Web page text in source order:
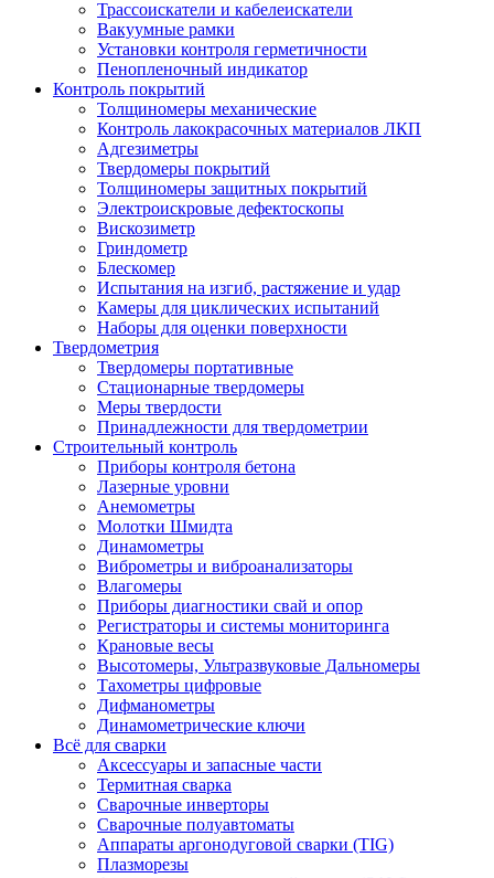
Трассоискатели и кабелеискатели
Вакуумные рамки
Установки контроля герметичности
Пенопленочный индикатор
Контроль покрытий
Толщиномеры механические
Контроль лакокрасочных материалов ЛКП
Адгезиметры
Твердомеры покрытий
Толщиномеры защитных покрытий
Электроискровые дефектоскопы
Вискозиметр
Гриндометр
Блескомер
Испытания на изгиб, растяжение и удар
Камеры для циклических испытаний
Наборы для оценки поверхности
Твердометрия
Твердомеры портативные
Стационарные твердомеры
Меры твердости
Принадлежности для твердометрии
Строительный контроль
Приборы контроля бетона
Лазерные уровни
Анемометры
Молотки Шмидта
Динамометры
Виброметры и виброанализаторы
Влагомеры
Приборы диагностики свай и опор
Регистраторы и системы мониторинга
Крановые весы
Высотомеры, Ультразвуковые Дальномеры
Тахометры цифровые
Дифманометры
Динамометрические ключи
Всё для сварки
Аксессуары и запасные части
Термитная сварка
Сварочные инверторы
Сварочные полуавтоматы
Аппараты аргонодуговой сварки (TIG)
Плазморезы